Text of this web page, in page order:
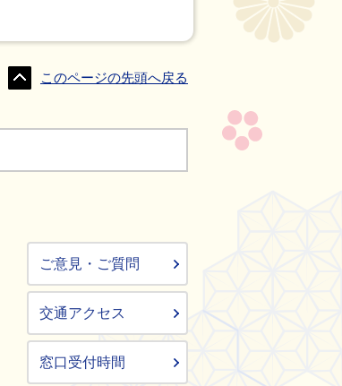
このページの先頭へ戻る
ご意見・ご質問
交通アクセス
窓口受付時間